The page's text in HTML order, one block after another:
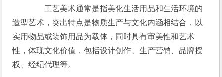
工艺美术通常是指美化生活用品和生活环境的
造型艺术，突出特点是物质生产与文化内涵相结合，以
实用物品或装饰用品为载体，同时具有审美性和艺术
性，体现文化价值，包括设计创作、生产营销、品牌授
权、经纪代理等。